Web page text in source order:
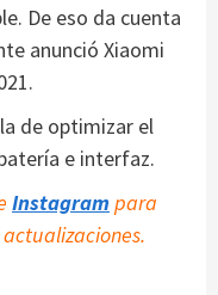
De eso da cuenta
anunció Xiaomi
de optimizar el
e interfaz.
Instagram para